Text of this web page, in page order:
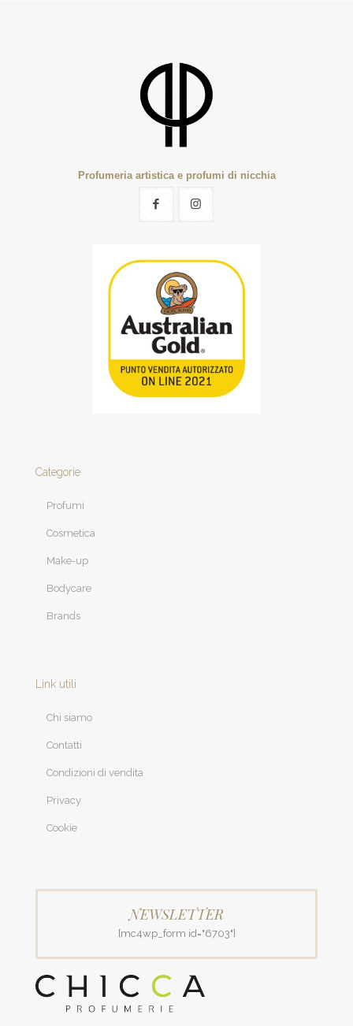
Profumeria artistica e profumi di nicchia
Categorie
Profumi
Cosmetica
Make-up
Bodycare
Brands
Link utili
Chi siamo
Contatti
Condizioni di vendita
Privacy
Cookie
NEWSLETTER
[mc4wp_form id="6703"]